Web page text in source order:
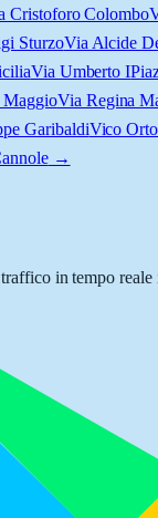
Cristoforo Colombo
SturzoVia Alcide
Via Umberto I
Via Regina
GaribaldiVico
→
in tempo reale